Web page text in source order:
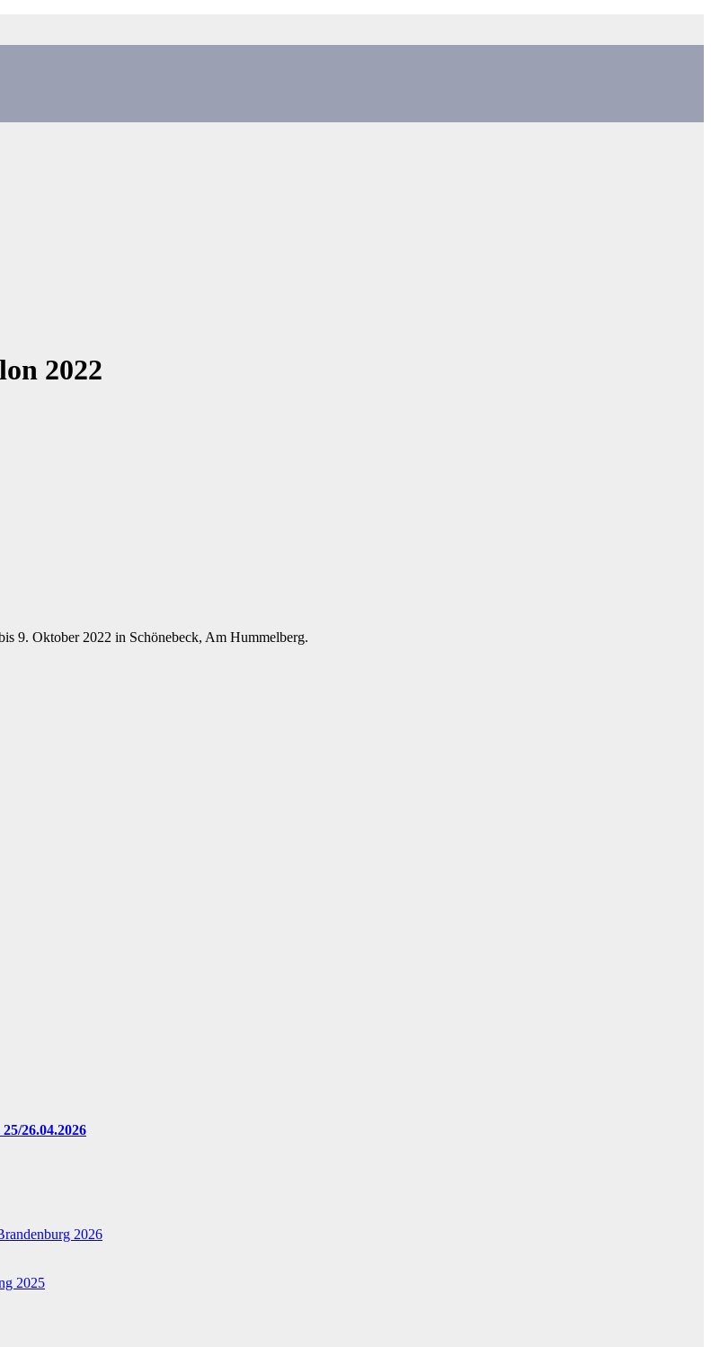
2022
9. Oktober 2022 in Schönebeck, Am Hummelberg.
26.04.2026
2026
2025